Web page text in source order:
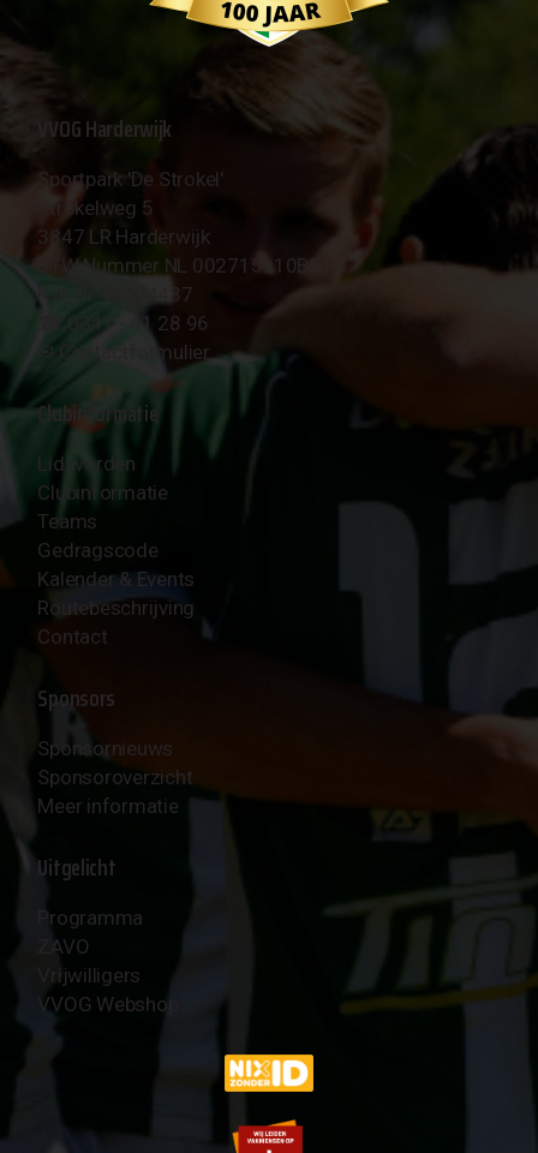
VVOG Harderwijk
Sportpark 'De Strokel'
Strokelweg 5
3847 LR Harderwijk
BTW Nummer NL 002715910B01
KvK Nr 40094437
☎︎ 0341 - 41 28 96
✉︎ Contactformulier
Clubinformatie
Lid worden
Clubinformatie
Teams
Gedragscode
Kalender & Events
Routebeschrijving
Contact
Sponsors
Sponsornieuws
Sponsoroverzicht
Meer informatie
Uitgelicht
Programma
ZAVO
Vrijwilligers
VVOG Webshop